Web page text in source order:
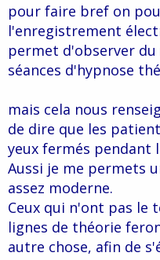
pour faire bref on
l'enregistrement
permet d'observer
séances d'hypnose
mais cela nous
de dire que les
yeux fermés pendant
Aussi je me permets
assez moderne.
Ceux qui n'ont pas le
lignes de théorie
autre chose, afin de